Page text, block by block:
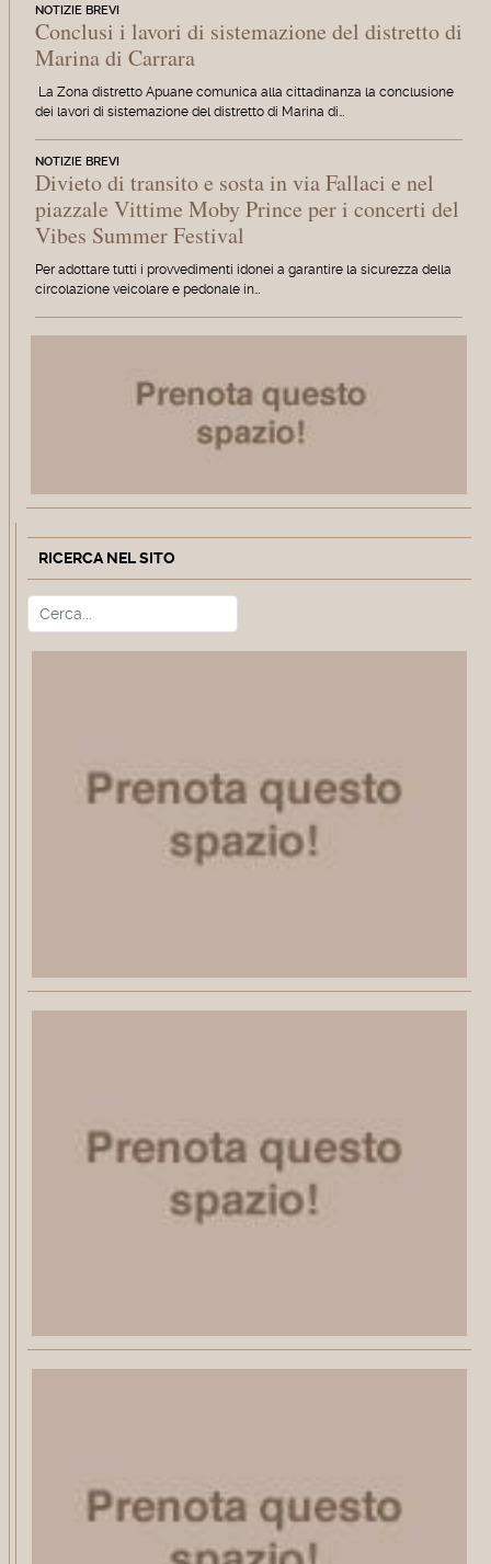
NOTIZIE BREVI
Conclusi i lavori di sistemazione del distretto di
Marina di Carrara
La Zona distretto Apuane comunica alla cittadinanza la conclusione
dei lavori di sistemazione del distretto di Marina di…
NOTIZIE BREVI
Divieto di transito e sosta in via Fallaci e nel
piazzale Vittime Moby Prince per i concerti del
Vibes Summer Festival
Per adottare tutti i provvedimenti idonei a garantire la sicurezza della
circolazione veicolare e pedonale in…
RICERCA NEL SITO
Cerca Type 2 or more characters for